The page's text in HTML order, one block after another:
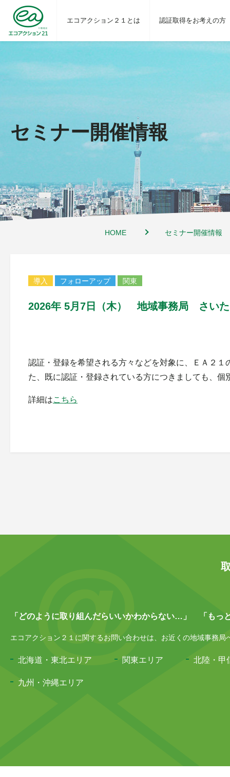
エコアクション２１とは 認証取得をお考えの方
セミナー開催情報
HOME セミナー開催情報
導入 フォローアップ 関東
2026年 5月7日（木） 地域事務局 さい
認証・登録を希望される方々などを対象に、ＥＡ２
た、既に認証・登録されている方につきましても、個
詳細はこちら
「どのように取り組んだらいいかわからない…」 「もっ
エコアクション２１に関するお問い合わせは、お近くの地域事務
北海道・東北エリア 関東エリア 北陸・甲
九州・沖縄エリア